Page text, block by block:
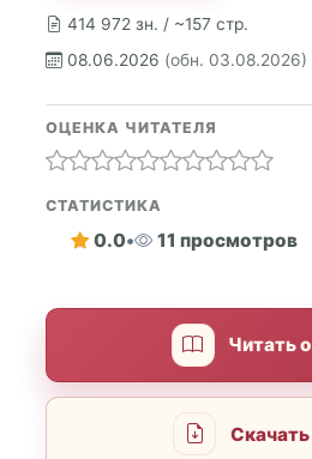
414 972 зн. / ~157 стр.
08.06.2026 (обн. 03.08.2026)
ОЦЕНКА ЧИТАТЕЛЯ
СТАТИСТИКА
0.0• 11 просмотров
Читать
Скачать